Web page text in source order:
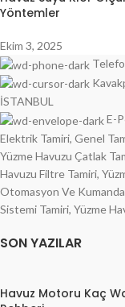
Yöntemler
Ekim 3, 2025
İSTANBUL
E-
Elektrik Tamiri, Genel
Yüzme Havuzu Çatlak
Havuzu Filtre Tamiri,
Otomasyon Ve
Sistemi Tamiri, Yüzme
SON YAZILAR
Havuz Motoru Kaç